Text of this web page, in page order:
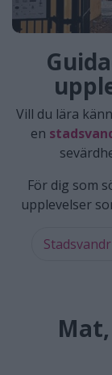
Vill du lära
en
För dig som
upplevelser